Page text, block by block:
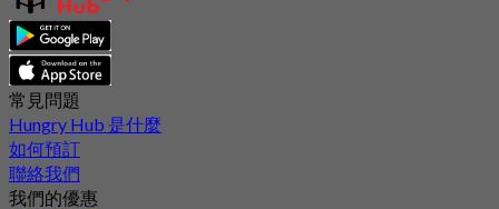
常見問題
Hungry Hub 是什麼
如何預訂
聯絡我們
我們的優惠